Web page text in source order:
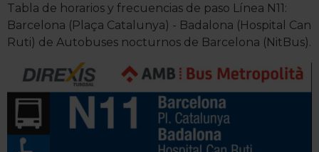
Tabla de horarios y frecuencias de paso Línea N11:
Barcelona (Plaça Catalunya) - Badalona (Hospital Can
Ruti) de Autobuses nocturnos de Barcelona (NitBus).